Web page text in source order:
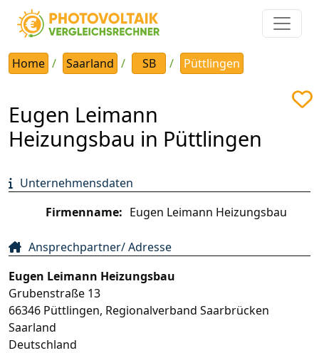
Home Saarland SB Püttlingen
Eugen Leimann
Heizungsbau in Püttlingen
Unternehmensdaten
Firmenname: Eugen Leimann Heizungsbau
Ansprechpartner/ Adresse
Eugen Leimann Heizungsbau
Grubenstraße 13
66346 Püttlingen, Regionalverband Saarbrücken
Saarland
Deutschland